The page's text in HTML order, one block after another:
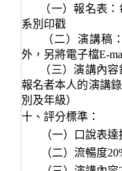
（一）報名表
系別印戳
（二）演講稿：
外，另將電子檔E-
（三）演講內
報名者本人的演講
別及年級）
十、評分標準：
（一）口說表
（二）流暢度